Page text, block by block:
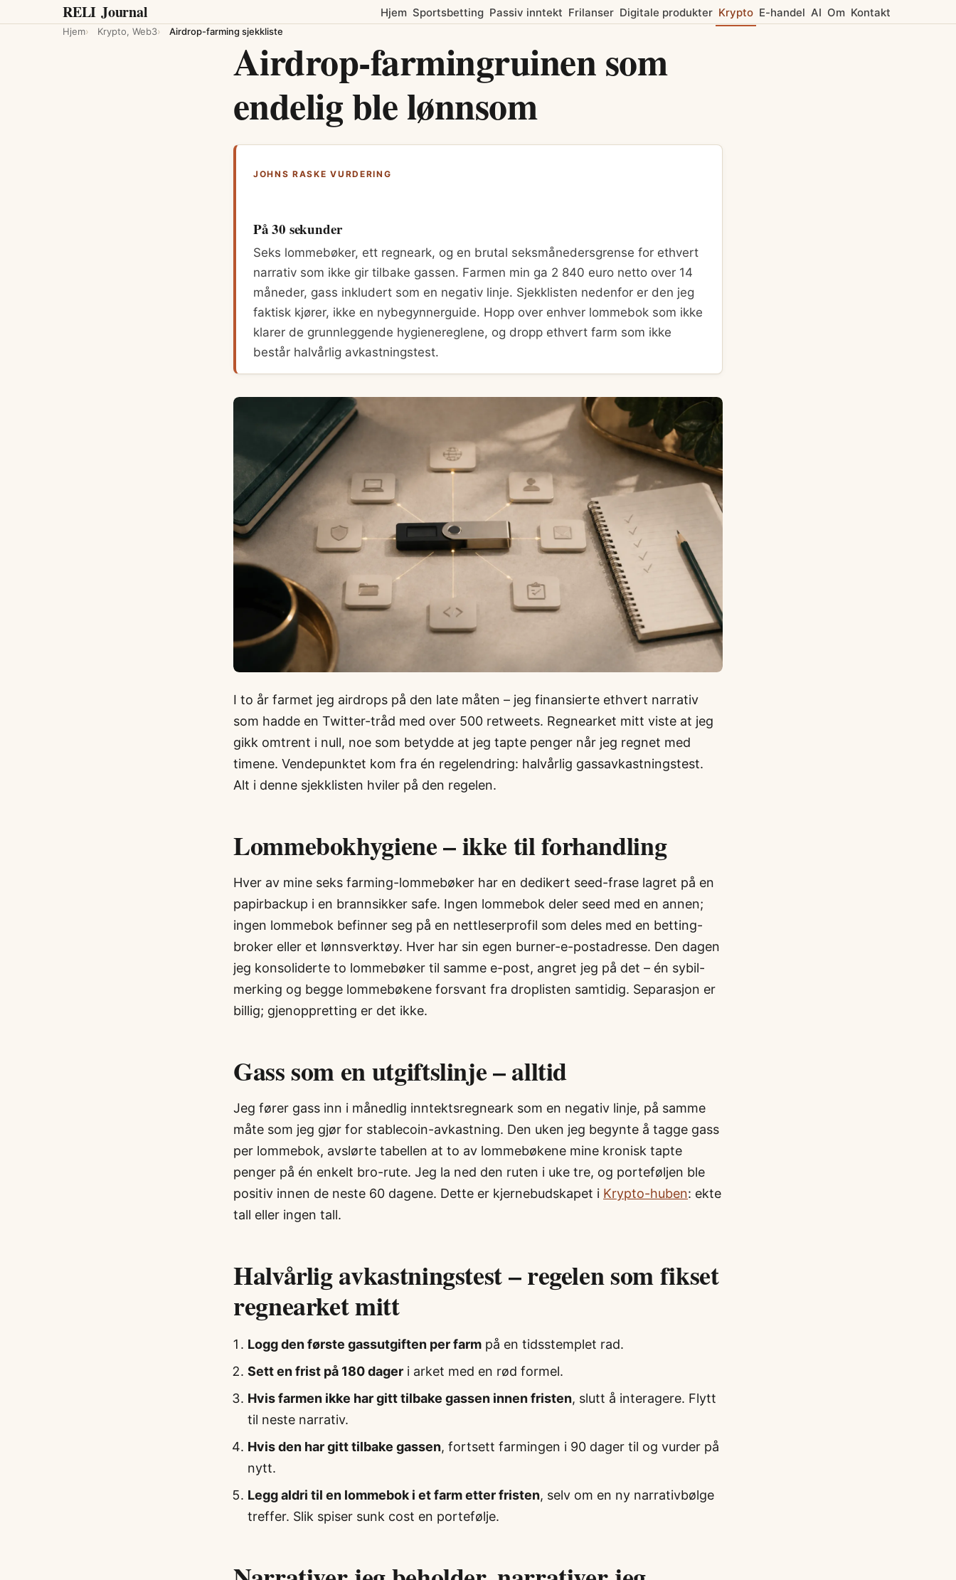
RELI Journal Hjem Sportsbetting Passiv inntekt Frilanser Digitale produkter Krypto E-handel AI Om Kontakt
Hjem Krypto, Web3 Airdrop-farming sjekkliste
Airdrop-farmingruinen som
endelig ble lønnsom
JOHNS RASKE VURDERING
På 30 sekunder
Seks lommebøker, ett regneark, og en brutal seksmånedersgrense for ethvert
narrativ som ikke gir tilbake gassen. Farmen min ga 2 840 euro netto over 14
måneder, gass inkludert som en negativ linje. Sjekklisten nedenfor er den jeg
faktisk kjører, ikke en nybegynnerguide. Hopp over enhver lommebok som ikke
klarer de grunnleggende hygienereglene, og dropp ethvert farm som ikke
består halvårlig avkastningstest.
I to år farmet jeg airdrops på den late måten – jeg finansierte ethvert narrativ
som hadde en Twitter-tråd med over 500 retweets. Regnearket mitt viste at jeg
gikk omtrent i null, noe som betydde at jeg tapte penger når jeg regnet med
timene. Vendepunktet kom fra én regelendring: halvårlig gassavkastningstest.
Alt i denne sjekklisten hviler på den regelen.
Lommebokhygiene – ikke til forhandling
Hver av mine seks farming-lommebøker har en dedikert seed-frase lagret på en
papirbackup i en brannsikker safe. Ingen lommebok deler seed med en annen;
ingen lommebok befinner seg på en nettleserprofil som deles med en betting-
broker eller et lønnsverktøy. Hver har sin egen burner-e-postadresse. Den dagen
jeg konsoliderte to lommebøker til samme e-post, angret jeg på det – én sybil-
merking og begge lommebøkene forsvant fra droplisten samtidig. Separasjon er
billig; gjenoppretting er det ikke.
Gass som en utgiftslinje – alltid
Jeg fører gass inn i månedlig inntektsregneark som en negativ linje, på samme
måte som jeg gjør for stablecoin-avkastning. Den uken jeg begynte å tagge gass
per lommebok, avslørte tabellen at to av lommebøkene mine kronisk tapte
penger på én enkelt bro-rute. Jeg la ned den ruten i uke tre, og porteføljen ble
positiv innen de neste 60 dagene. Dette er kjernebudskapet i Krypto-huben: ekte
tall eller ingen tall.
Halvårlig avkastningstest – regelen som fikset
regnearket mitt
Logg den første gassutgiften per farm på en tidsstemplet rad.
Sett en frist på 180 dager i arket med en rød formel.
Hvis farmen ikke har gitt tilbake gassen innen fristen, slutt å interagere. Flytt
til neste narrativ.
Hvis den har gitt tilbake gassen, fortsett farmingen i 90 dager til og vurder på
nytt.
Legg aldri til en lommebok i et farm etter fristen, selv om en ny narrativbølge
treffer. Slik spiser sunk cost en portefølje.